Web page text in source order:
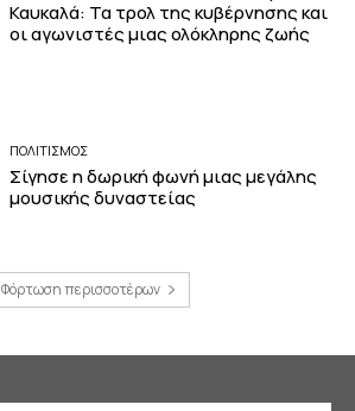
Καυκαλά: Τα τρολ της κυβέρνησης και
οι αγωνιστές μιας ολόκληρης ζωής
ΠΟΛΙΤΙΣΜΟΣ
Σίγησε η δωρική φωνή μιας μεγάλης
μουσικής δυναστείας
Φόρτωση περισσοτέρων